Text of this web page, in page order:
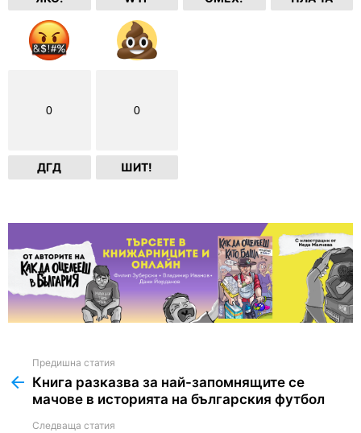
0
ДГД
0
ШИТ!
more
Предишна статия
Книга разказва за най-запомнящите се
мачове в историята на българския футбол
Следваща статия